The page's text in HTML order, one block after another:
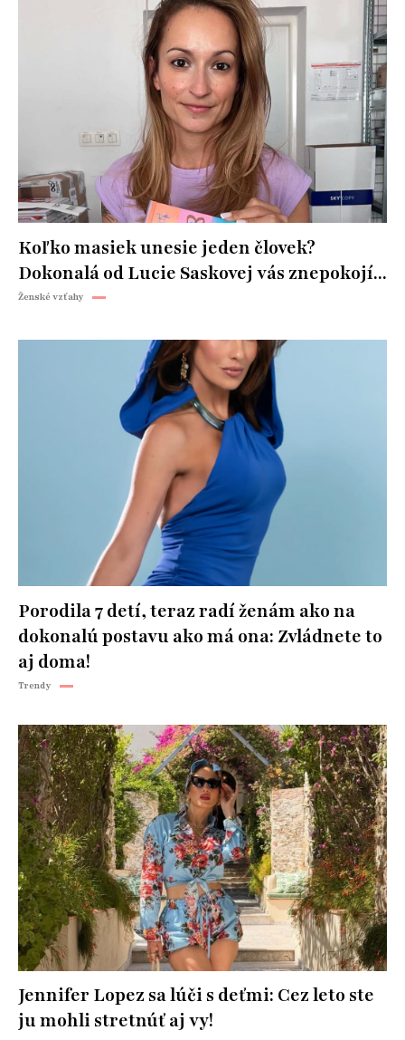
Koľko masiek unesie jeden človek?
Dokonalá od Lucie Saskovej vás znepokojí...
Ženské vzťahy
Porodila 7 detí, teraz radí ženám ako na
dokonalú postavu ako má ona: Zvládnete to
aj doma!
Trendy
Jennifer Lopez sa lúči s deťmi: Cez leto ste
ju mohli stretnúť aj vy!